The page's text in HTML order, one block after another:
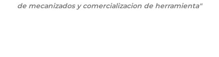
de mecanizados y comercializacion de herramienta"